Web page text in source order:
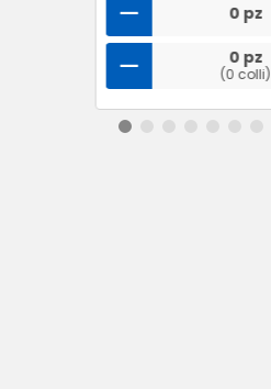
0 pz
0 pz
(0 colli)